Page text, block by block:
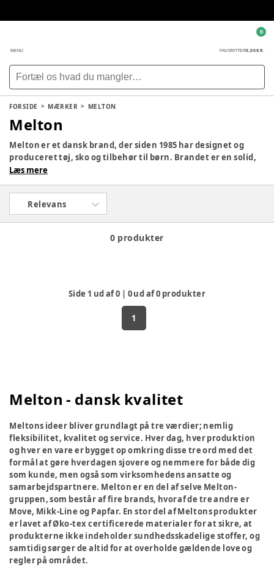
MENU FAVORITTER0,00 KR.
0
FORSIDE MÆRKER MELTON
Melton
Melton er et dansk brand, der siden 1985 har designet og
produceret tøj, sko og tilbehør til børn. Brandet er en solid,
moderne og dynamisk virksomhed, der hele tiden vækster
Rusland.
Læs mere
Relevans
0 produkter
Side 1 ud af0 0ud af0 produkter
1
Melton - dansk kvalitet
Meltons ideer bliver grundlagt på tre værdier; nemlig
fleksibilitet, kvalitet og service. Hver dag, hver produktion
og hver en vare er bygget op omkring disse tre ord med det
formål at gøre hverdagen sjovere og nemmere for både dig
som kunde, men også som virksomhedens ansatte og
samarbejdspartnere. Melton er en del af selve Melton-
gruppen, som består af fire brands, hvoraf de tre andre er
Move, Mikk-Line og Papfar. En stor del af Meltons produkter
er lavet af Øko-tex certificerede materialer for at sikre, at
produkterne ikke indeholder sundhedsskadelige stoffer, og
samtidig sørger de altid for at overholde gældende love og
regler på området.